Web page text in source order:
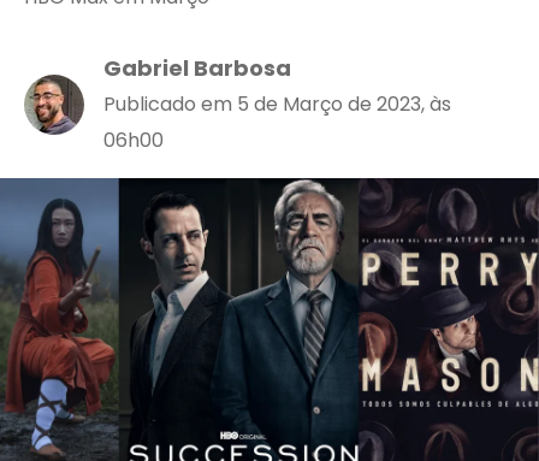
Gabriel Barbosa
Publicado em 5 de Março de 2023, às
06h00